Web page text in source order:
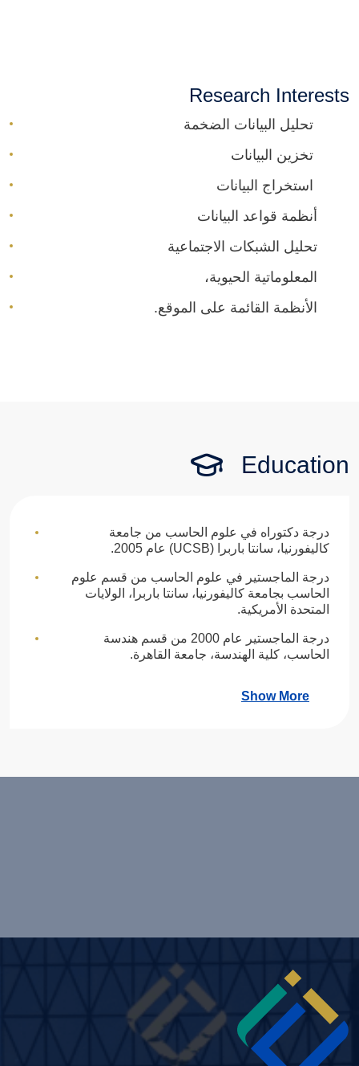
Research Interests
تحليل البيانات الضخمة
تخزين البيانات
استخراج البيانات
أنظمة قواعد البيانات
تحليل الشبكات الاجتماعية
المعلوماتية الحيوية،
الأنظمة القائمة على الموقع.
Education
درجة دكتوراه في علوم الحاسب من جامعة
كاليفورنيا، سانتا باربرا (UCSB) عام 2005.
درجة الماجستير في علوم الحاسب من قسم علوم
الحاسب بجامعة كاليفورنيا، سانتا باربرا، الولايات
المتحدة الأمريكية.
درجة الماجستير عام 2000 من قسم هندسة
الحاسب، كلية الهندسة، جامعة القاهرة.
Show More